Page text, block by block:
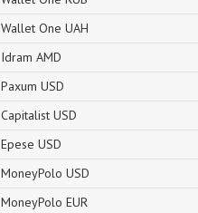
Wallet One UAH
Idram AMD
Paxum USD
Capitalist USD
Epese USD
MoneyPolo USD
MoneyPolo EUR